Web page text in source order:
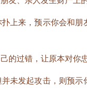
来，预示你会和朋
过错，让原本对你忠
发起攻击，则预示